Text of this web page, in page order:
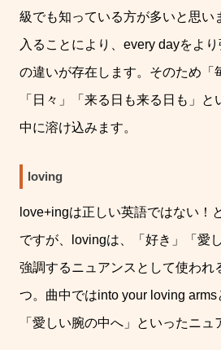
級でも知っている方が多いと思い
入ることにより、 every dayをよ
の違いが存在します。そのため「
「日々」「来る日も来る日も」
中に溶け込みます。
loving
love+ingは正しい英語ではない！
ですが、
lovingは、「好き」「愛
強調するニュアンスとして使われ
つ。曲中ではinto your loving arms
「愛しい腕の中へ」といったニュ